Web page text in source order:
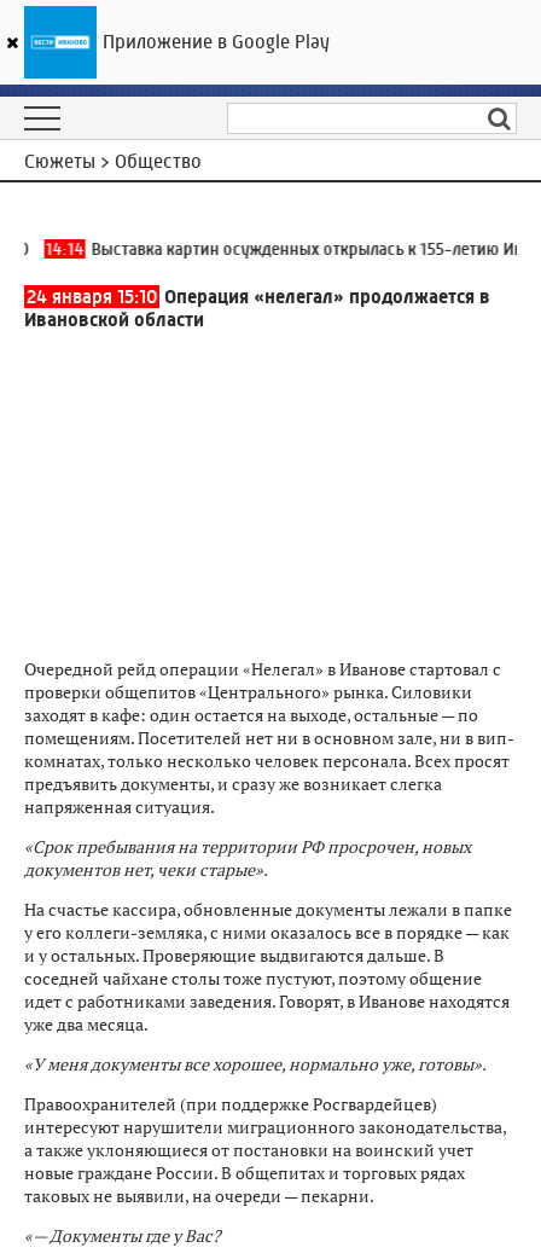
ГТРК «Ивтелерадио»
Сюжеты > Общество
14:14 Выставка картин осужденных открылась к 155-летию Иванова
24 января 15:10 Операция «нелегал» продолжается в
Ивановской области
Очередной рейд операции «Нелегал» в Иванове стартовал с
проверки общепитов «Центрального» рынка. Силовики
заходят в кафе: один остается на выходе, остальные — по
помещениям. Посетителей нет ни в основном зале, ни в вип-
комнатах, только несколько человек персонала. Всех просят
предъявить документы, и сразу же возникает слегка
напряженная ситуация.
«Срок пребывания на территории РФ просрочен, новых
документов нет, чеки старые».
На счастье кассира, обновленные документы лежали в папке
у его коллеги-земляка, с ними оказалось все в порядке — как
и у остальных. Проверяющие выдвигаются дальше. В
соседней чайхане столы тоже пустуют, поэтому общение
идет с работниками заведения. Говорят, в Иванове находятся
уже два месяца.
«У меня документы все хорошее, нормально уже, готовы».
Правоохранителей (при поддержке Росгвардейцев)
интересуют нарушители миграционного законодательства,
а также уклоняющиеся от постановки на воинский учет
новые граждане России. В общепитах и торговых рядах
таковых не выявили, на очереди — пекарни.
«— Документы где у Вас?
Приложение в Google Play